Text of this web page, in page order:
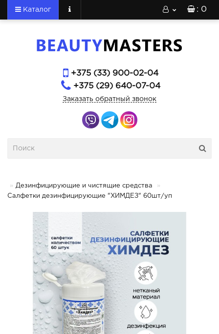
: 0
Каталог
+375 (33) 900-02-04
+375 (29) 640-07-04
Заказать обратный звонок
Дезинфицирующие и чистящие средства
Салфетки дезинфицирующие "ХИМДЕЗ" 60шт/уп